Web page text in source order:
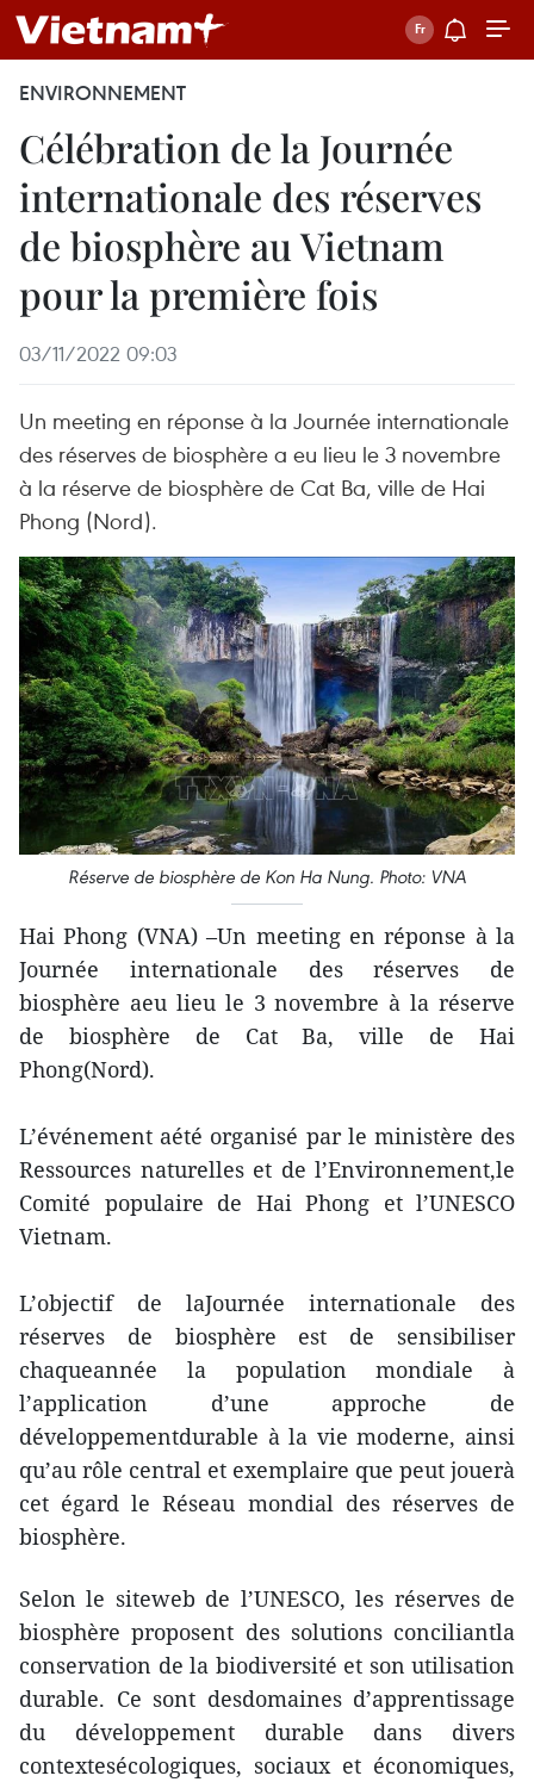
ENVIRONNEMENT
Célébration de la Journée
internationale des réserves
de biosphère au Vietnam
pour la première fois
03/11/2022 09:03
Un meeting en réponse à la Journée internationale
des réserves de biosphère a eu lieu le 3 novembre
à la réserve de biosphère de Cat Ba, ville de Hai
Phong (Nord).
Réserve de biosphère de Kon Ha Nung. Photo: VNA
Hai Phong (VNA) –Un meeting en réponse à la
Journée internationale des réserves de
biosphère aeu lieu le 3 novembre à la réserve
de biosphère de Cat Ba, ville de Hai
Phong(Nord).
L’événement aété organisé par le ministère des
Ressources naturelles et de l’Environnement,le
Comité populaire de Hai Phong et l’UNESCO
Vietnam.
L’objectif de laJournée internationale des
réserves de biosphère est de sensibiliser
chaqueannée la population mondiale à
l’application d’une approche de
développementdurable à la vie moderne, ainsi
qu’au rôle central et exemplaire que peut jouerà
cet égard le Réseau mondial des réserves de
biosphère.
Selon le siteweb de l’UNESCO, les réserves de
biosphère proposent des solutions conciliantla
conservation de la biodiversité et son utilisation
durable. Ce sont desdomaines d’apprentissage
du développement durable dans divers
contextesécologiques, sociaux et économiques,